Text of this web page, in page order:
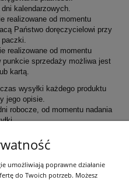
kalendarzowych.
realizowane od momentu
Państwo doręczycielowi przy
realizowane od momentu
punkcie sprzedaży możliwa jest
kartą.
wysyłki każdego produktu
jego opisie.
robocze, od momentu nadania
ogólne
umożliwiają poprawne działanie
do Twoich potrzeb. Możesz